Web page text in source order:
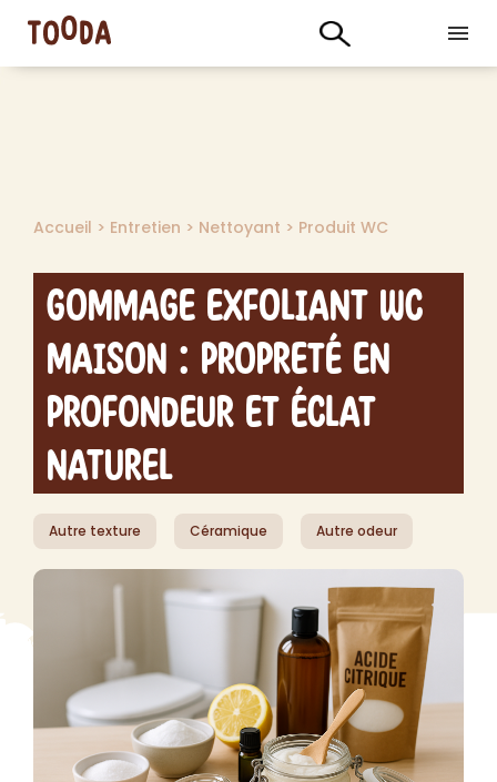
Accueil > Entretien > Nettoyant > Produit WC
Gommage Exfoliant WC
Maison : Propreté en
Profondeur et Éclat
Naturel
Autre texture Céramique Autre odeur